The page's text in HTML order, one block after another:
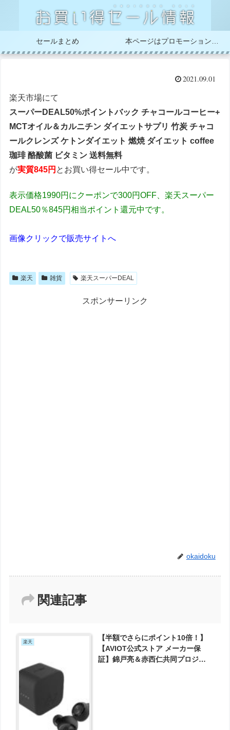
セールまとめ
2021.09.01
楽天市場にて
スーパーDEAL50%ポイントバック チャコールコーヒー+
MCTオイル＆カルニチン ダイエットサプリ 竹炭 チャコ
ールクレンズ ケトンダイエット 燃焼 ダイエット coffee
珈琲 酪酸菌 ビタミン 送料無料
が実質845円 とお買い得セール中です。
表示価格1990円にクーポンで300円OFF、楽天スーパー
DEAL50％845円相当ポイント還元中です。
画像クリックで販売サイトへ
楽天 雑貨 楽天スーパーDEAL
スポンサーリンク
okaidoku
関連記事
楽天
【半額でさらにポイント10倍！】
【AVIOT公式ストア メーカー保
証】錦戸亮＆赤西仁共同プロジェ